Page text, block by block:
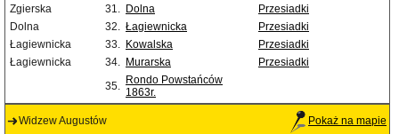
Zgierska
31. Dolna
Przesiadki
Dolna
32. Łagiewnicka
Przesiadki
Łagiewnicka
33. Kowalska
Przesiadki
Łagiewnicka
34. Murarska
Przesiadki
35. Rondo Powstańców
1863r.
Widzew Augustów Pokaż na mapie